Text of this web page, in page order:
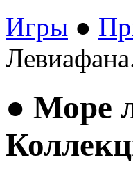
Игры ●
● Море